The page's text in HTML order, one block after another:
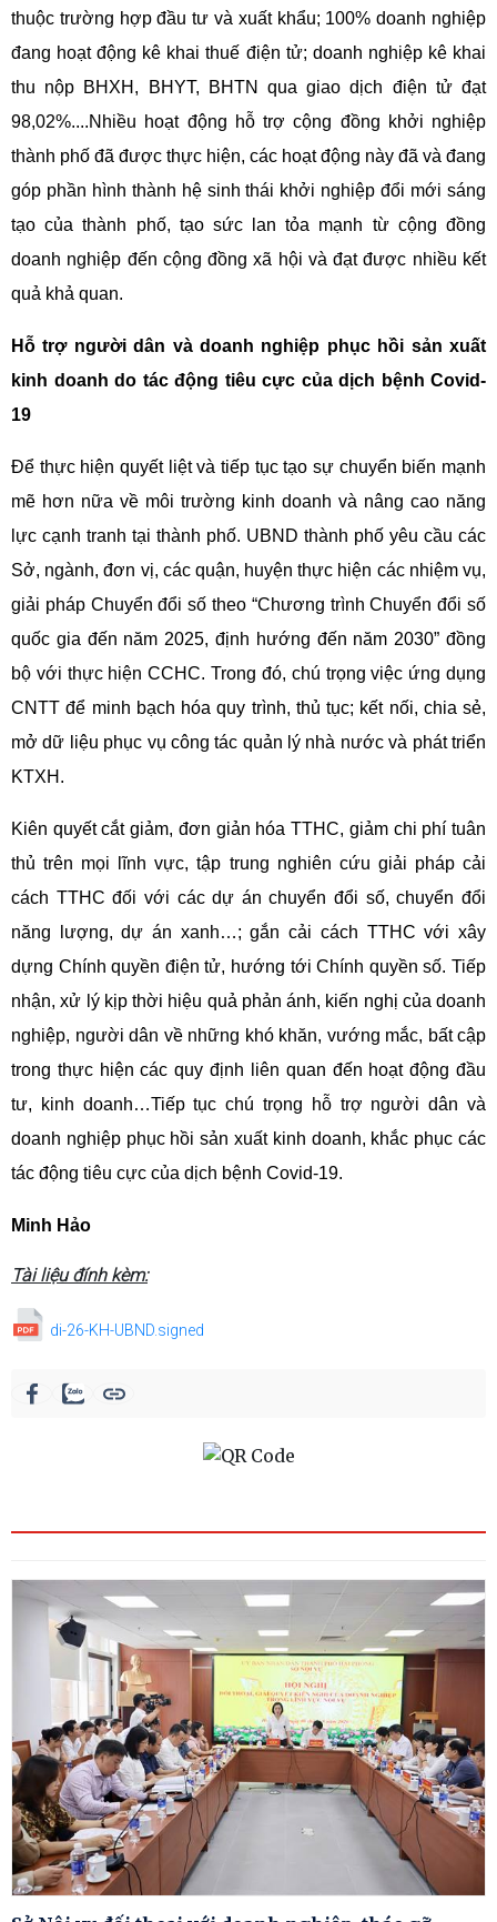
thuộc trường hợp đầu tư và xuất khẩu; 100% doanh nghiệp
đang hoạt động kê khai thuế điện tử; doanh nghiệp kê khai
thu nộp BHXH, BHYT, BHTN qua giao dịch điện tử đạt
98,02%....Nhiều hoạt động hỗ trợ cộng đồng khởi nghiệp
thành phố đã được thực hiện, các hoạt động này đã và đang
góp phần hình thành hệ sinh thái khởi nghiệp đổi mới sáng
tạo của thành phố, tạo sức lan tỏa mạnh từ cộng đồng
doanh nghiệp đến cộng đồng xã hội và đạt được nhiều kết
quả khả quan.
Hỗ trợ người dân và doanh nghiệp phục hồi sản xuất
kinh doanh do tác động tiêu cực của dịch bệnh Covid-
19
Để thực hiện quyết liệt và tiếp tục tạo sự chuyển biến mạnh
mẽ hơn nữa về môi trường kinh doanh và nâng cao năng
lực cạnh tranh tại thành phố. UBND thành phố yêu cầu các
Sở, ngành, đơn vị, các quận, huyện thực hiện các nhiệm vụ,
giải pháp Chuyển đổi số theo “Chương trình Chuyển đổi số
quốc gia đến năm 2025, định hướng đến năm 2030” đồng
bộ với thực hiện CCHC. Trong đó, chú trọng việc ứng dụng
CNTT để minh bạch hóa quy trình, thủ tục; kết nối, chia sẻ,
mở dữ liệu phục vụ công tác quản lý nhà nước và phát triển
KTXH.
Kiên quyết cắt giảm, đơn giản hóa TTHC, giảm chi phí tuân
thủ trên mọi lĩnh vực, tập trung nghiên cứu giải pháp cải
cách TTHC đối với các dự án chuyển đổi số, chuyển đổi
năng lượng, dự án xanh…; gắn cải cách TTHC với xây
dựng Chính quyền điện tử, hướng tới Chính quyền số. Tiếp
nhận, xử lý kịp thời hiệu quả phản ánh, kiến nghị của doanh
nghiệp, người dân về những khó khăn, vướng mắc, bất cập
trong thực hiện các quy định liên quan đến hoạt động đầu
tư, kinh doanh…Tiếp tục chú trọng hỗ trợ người dân và
doanh nghiệp phục hồi sản xuất kinh doanh, khắc phục các
tác động tiêu cực của dịch bệnh Covid-19.
Minh Hảo
Tài liệu đính kèm:
di-26-KH-UBND.signed